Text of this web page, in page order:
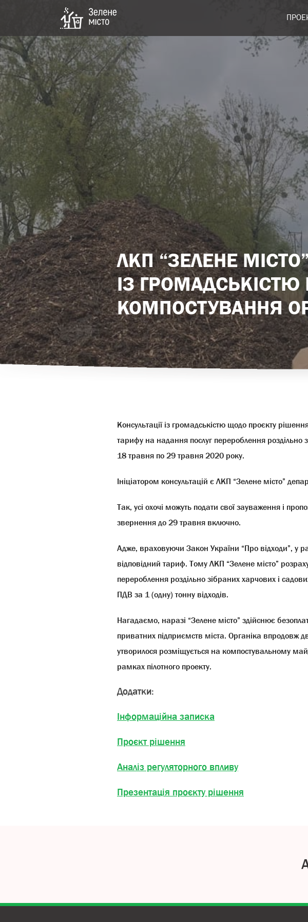
ЛКП “ЗЕЛЕНЕ
ІЗ
КОМПОСТУВАННЯ
Консультації із громадськістю щодо проєкту
тарифу на надання послуг перероблення роздільно
18 травня по 29 травня 2020 року.
Ініціатором консультацій єЛКП “Зелене місто”
Так, усі охочі можуть подати свої зауваження і
звернення до 29травня включно.
Адже, враховуючи Закон України “Про відходи”, у
відповідний тариф. Тому ЛКП “Зелене місто”
перероблення роздільно зібраних харчових і
ПДВ за 1 (одну) тонну відходів.
Нагадаємо, наразі “Зелене місто” здійснює
приватних підприємств міста. Органіка впродовж
утворилося розміщується на компостувальному
рамках пілотного проекту.
Додатки:
Інформаційна записка
Проєкт рішення
Аналіз регуляторного впливу
Презентація проєкту рішення